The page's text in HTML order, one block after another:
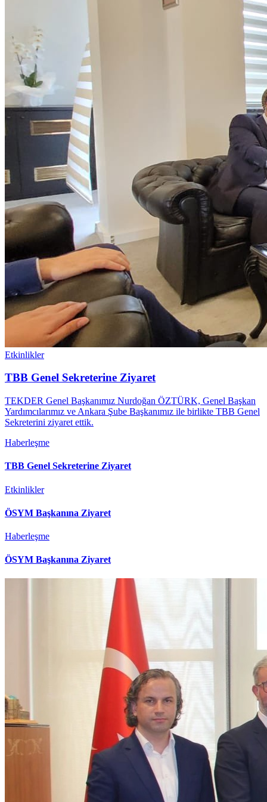
Etkinlikler
TBB Genel Sekreterine Ziyaret
TEKDER Genel Başkanımız Nurdoğan ÖZTÜRK, Genel Başkan
Yardımcılarımız ve Ankara Şube Başkanımız ile birlikte TBB Genel
Sekreterini ziyaret ettik.
Haberleşme
TBB Genel Sekreterine Ziyaret
Etkinlikler
ÖSYM Başkanına Ziyaret
Haberleşme
ÖSYM Başkanına Ziyaret